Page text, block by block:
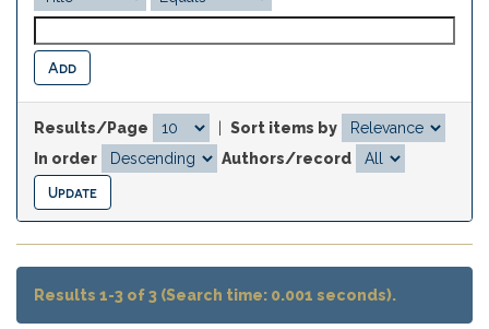
Results/Page
Sort items by
In order
Authors/record
Results 1-3 of 3 (Search time: 0.001 seconds).